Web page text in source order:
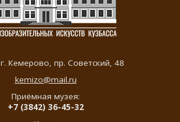
г. Кемерово, пр. Советский, 48
kemizo@mail.ru
Приёмная музея:
+7 (3842) 36-45-32